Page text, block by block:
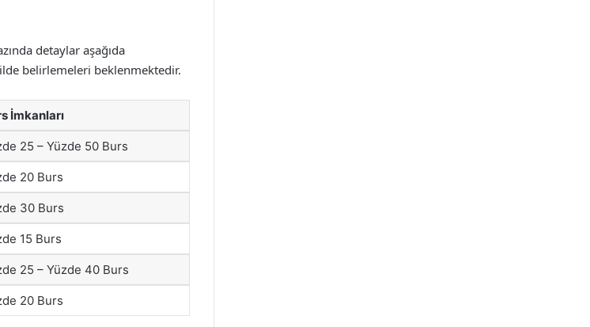
detaylar aşağıda
belirlemeleri beklenmektedir.
İmkanları
25 – Yüzde 50 Burs
20 Burs
30 Burs
15 Burs
25 – Yüzde 40 Burs
20 Burs